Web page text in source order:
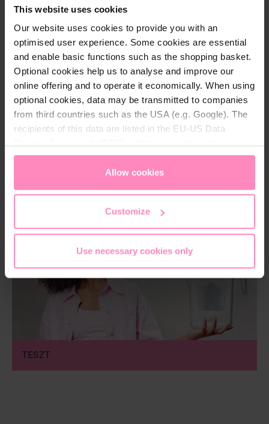
This website uses cookies
Our website uses cookies to provide you with an
optimised user experience. Some cookies are essential
and enable basic functions such as the shopping basket.
Optional cookies help us to analyse and improve our
online offering and to operate it economically. When using
optional cookies, data may be transmitted to companies
from third countries such as the USA (e.g. Google). The
recipients of this data are listed in the EU-US Data
appropriate level of data protection. You canaccept all
only allow necessary cookies
access and change your chosen setting at any time in
Allow cookies
Customize
Use necessary cookies only
palackokban lévő víznek és változtasd meg
velünk a világot!
TESZT